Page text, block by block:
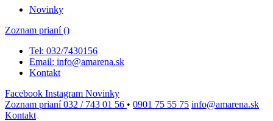
Novinky
Zoznam prianí ()
Tel: 032/7430156
Email: info@amarena.sk
Kontakt
Facebook Instagram Novinky
Zoznam prianí 032 / 743 01 56 • 0901 75 55 75 info@amarena.sk
Kontakt